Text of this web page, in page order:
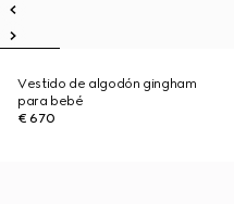
Vestido de algodón gingham
para bebé
€ 670